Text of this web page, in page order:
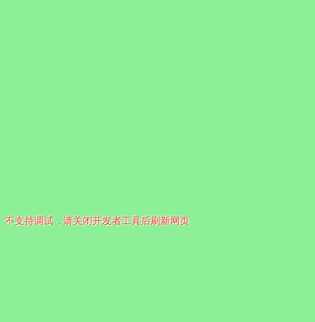
不支持调试，请关闭开发者工具后刷新网页